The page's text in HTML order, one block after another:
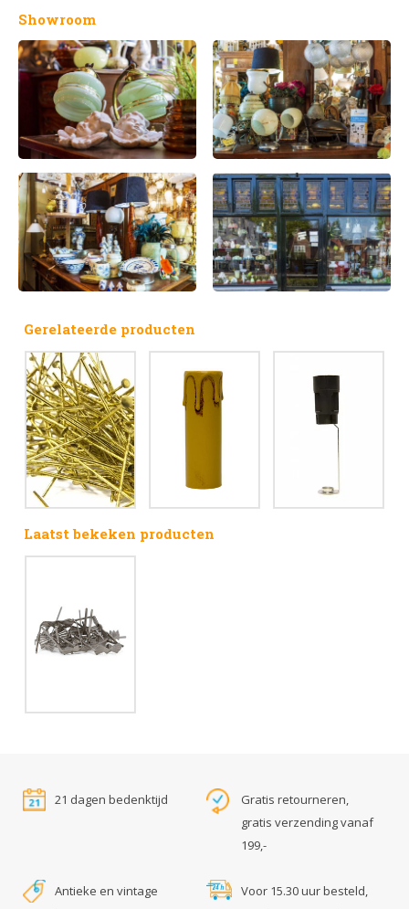
Showroom
Gerelateerde producten
Laatst bekeken producten
21 dagen bedenktijd
Gratis retourneren,
gratis verzending vanaf
199,-
Antieke en vintage
Voor 15.30 uur besteld,